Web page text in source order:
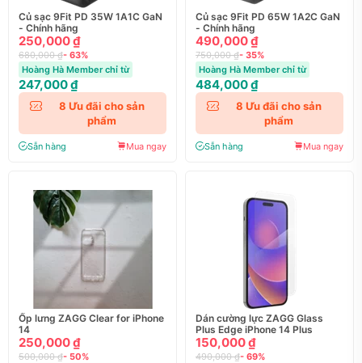
Củ sạc 9Fit PD 35W 1A1C GaN
- Chính hãng
250,000 ₫
680,000 ₫- 63%
Hoàng Hà Member chỉ từ
247,000 ₫
8 Ưu đãi cho sản
phẩm
Sẵn hàng Mua ngay
Củ sạc 9Fit PD 65W 1A2C GaN
- Chính hãng
490,000 ₫
750,000 ₫- 35%
Hoàng Hà Member chỉ từ
484,000 ₫
8 Ưu đãi cho sản
phẩm
Sẵn hàng Mua ngay
Ốp lưng ZAGG Clear for iPhone
14
250,000 ₫
500,000 ₫- 50%
Dán cường lực ZAGG Glass
Plus Edge iPhone 14 Plus
150,000 ₫
490,000 ₫- 69%